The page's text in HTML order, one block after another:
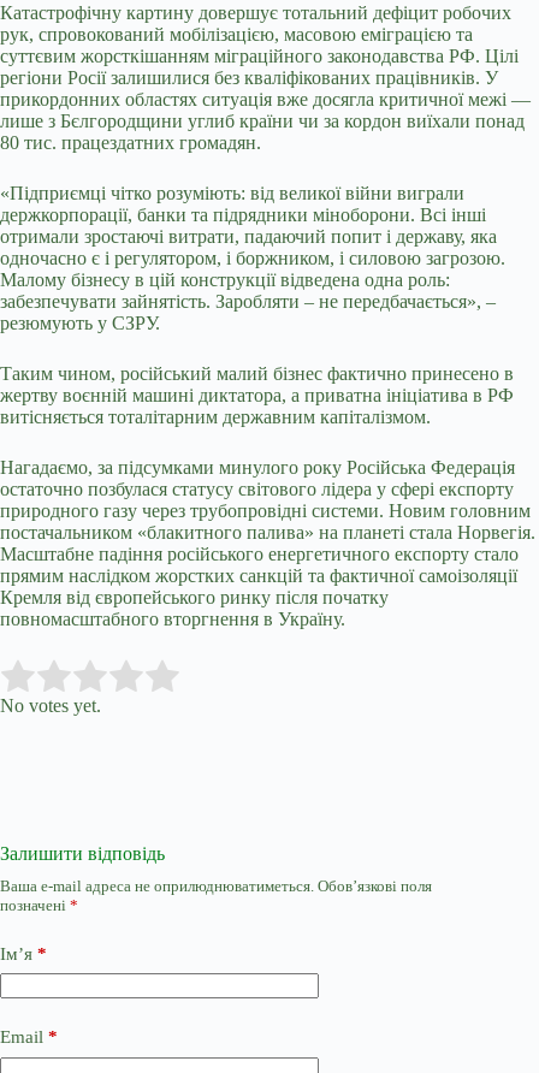
Катастрофічну картину довершує тотальний дефіцит робочих
рук, спровокований мобілізацією, масовою еміграцією та
суттєвим жорсткішанням міграційного законодавства РФ. Цілі
регіони Росії залишилися без кваліфікованих працівників. У
прикордонних областях ситуація вже досягла критичної межі —
лише з Бєлгородщини углиб країни чи за кордон виїхали понад
80 тис. працездатних громадян.
«Підприємці чітко розуміють: від великої війни виграли
держкорпорації, банки та підрядники міноборони. Всі інші
отримали зростаючі витрати, падаючий попит і державу, яка
одночасно є і регулятором, і боржником, і силовою загрозою.
Малому бізнесу в цій конструкції відведена одна роль:
забезпечувати зайнятість. Заробляти – не передбачається», –
резюмують у СЗРУ.
Таким чином, російський малий бізнес фактично принесено в
жертву воєнній машині диктатора, а приватна ініціатива в РФ
витісняється тоталітарним державним капіталізмом.
Нагадаємо, за підсумками минулого року Російська Федерація
остаточно позбулася статусу світового лідера у сфері експорту
природного газу через трубопровідні системи. Новим головним
постачальником «блакитного палива» на планеті стала Норвегія.
Масштабне падіння російського енергетичного експорту стало
прямим наслідком жорстких санкцій та фактичної самоізоляції
Кремля від європейського ринку після початку
повномасштабного вторгнення в Україну.
Rate this item:
No votes yet.
Залишити відповідь
Ваша e-mail адреса не оприлюднюватиметься. Обов’язкові поля
позначені *
Ім’я *
Email *